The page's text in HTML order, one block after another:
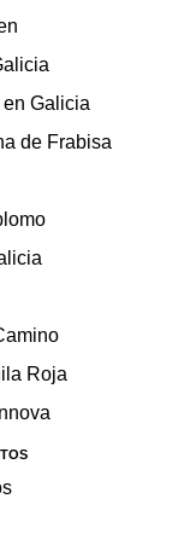
Galicia
de Frabisa
Roja